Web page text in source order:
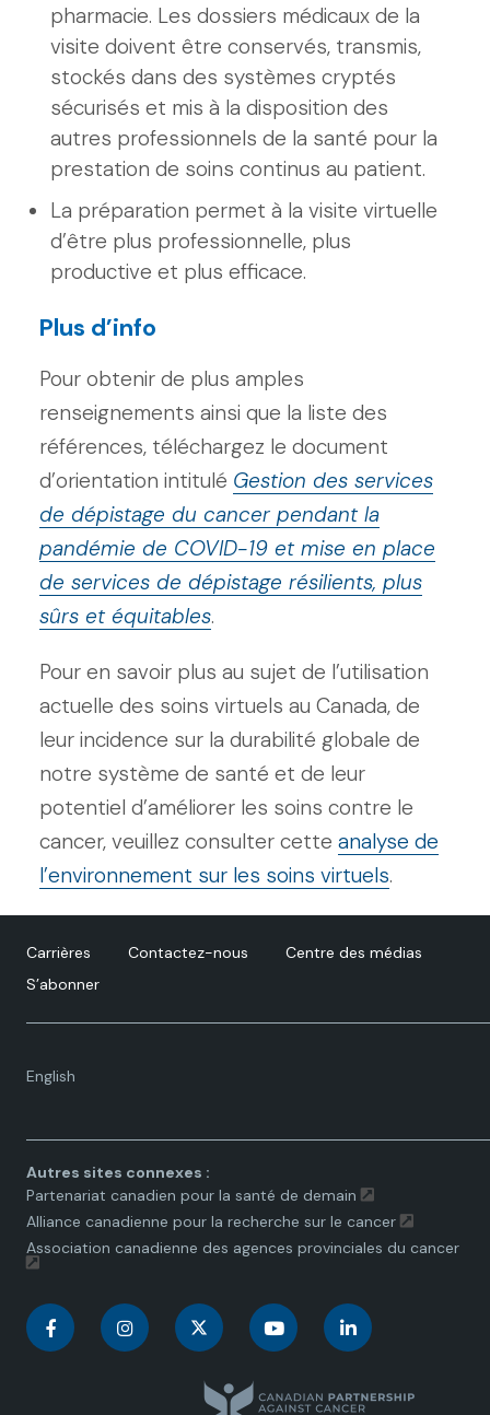
pharmacie. Les dossiers médicaux de la
visite doivent être conservés, transmis,
stockés dans des systèmes cryptés
sécurisés et mis à la disposition des
autres professionnels de la santé pour la
prestation de soins continus au patient.
La préparation permet à la visite virtuelle
d’être plus professionnelle, plus
productive et plus efficace.
Plus d’info
Pour obtenir de plus amples
renseignements ainsi que la liste des
références, téléchargez le document
d’orientation intitulé Gestion des services
de dépistage du cancer pendant la
pandémie de COVID-19 et mise en place
de services de dépistage résilients, plus
sûrs et équitables.
Pour en savoir plus au sujet de l’utilisation
actuelle des soins virtuels au Canada, de
leur incidence sur la durabilité globale de
notre système de santé et de leur
potentiel d’améliorer les soins contre le
cancer, veuillez consulter cette analyse de
l’environnement sur les soins virtuels.
Carrières Contactez-nous
Centre des médias
S’abonner
English
Language
Autres sites connexes :
Partenariat canadien pour la santé de demain
Alliance canadienne pour la recherche sur le cancer
Association canadienne des agences provinciales du cancer
C C C C